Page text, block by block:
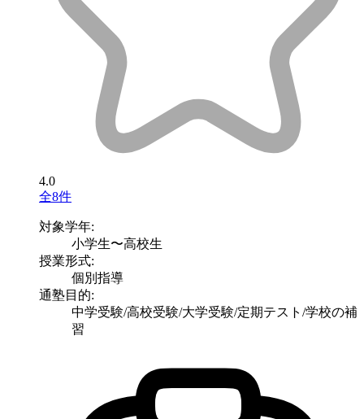
4.0
全8件
対象学年:
小学生〜高校生
授業形式:
個別指導
通塾目的:
中学受験/高校受験/大学受験/定期テスト/学校の補
習